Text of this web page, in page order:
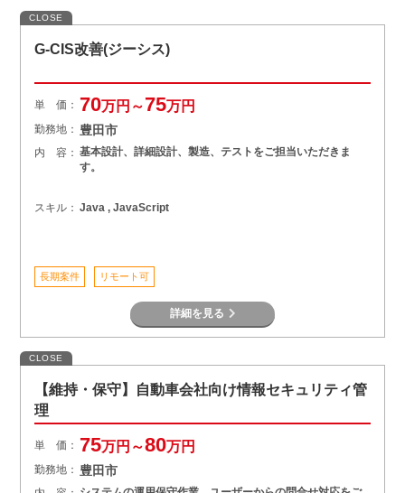
CLOSE
G-CIS改善(ジーシス)
単 価： 70万円～75万円
勤務地： 豊田市
内 容： 基本設計、詳細設計、製造、テストをご担当いただきま
す。
スキル： Java , JavaScript
長期案件 リモート可
詳細を見る
CLOSE
【維持・保守】自動車会社向け情報セキュリティ管
理
単 価： 75万円～80万円
勤務地： 豊田市